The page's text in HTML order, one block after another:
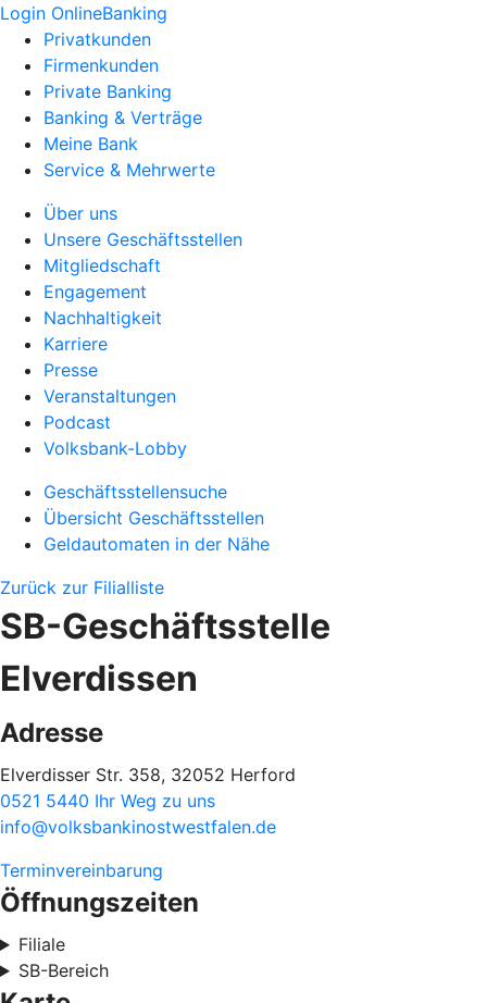
Login OnlineBanking
Privatkunden
Firmenkunden
Private Banking
Banking & Verträge
Meine Bank
Service & Mehrwerte
Über uns
Unsere Geschäftsstellen
Mitgliedschaft
Engagement
Nachhaltigkeit
Karriere
Presse
Veranstaltungen
Podcast
Volksbank-Lobby
Geschäftsstellensuche
Übersicht Geschäftsstellen
Geldautomaten in der Nähe
Zurück zur Filialliste
SB-Geschäftsstelle
Elverdissen
Adresse
Elverdisser Str. 358, 32052 Herford
0521 5440 Ihr Weg zu uns
info@volksbankinostwestfalen.de
Terminvereinbarung
Öffnungszeiten
Filiale
SB-Bereich